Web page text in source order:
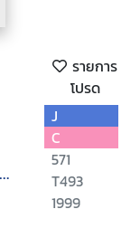
รายการ
โปรด
J
C
571
T493
1999